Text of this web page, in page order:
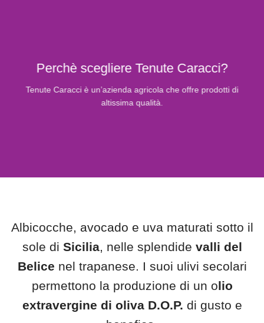
Perchè scegliere Tenute Caracci?
Tenute Caracci è un’azienda agricola che offre prodotti di
altissima qualità.
Albicocche, avocado e uva maturati sotto il
sole di Sicilia, nelle splendide valli del
Belice nel trapanese. I suoi ulivi secolari
permettono la produzione di un olio
extravergine di oliva D.O.P. di gusto e